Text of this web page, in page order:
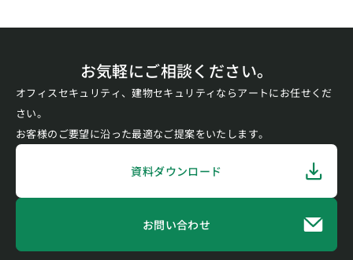
お気軽にご相談ください。
オフィスセキュリティ、建物セキュリティならアートにお任せくだ
さい。
お客様のご要望に沿った最適なご提案をいたします。
資料ダウンロード
お問い合わせ